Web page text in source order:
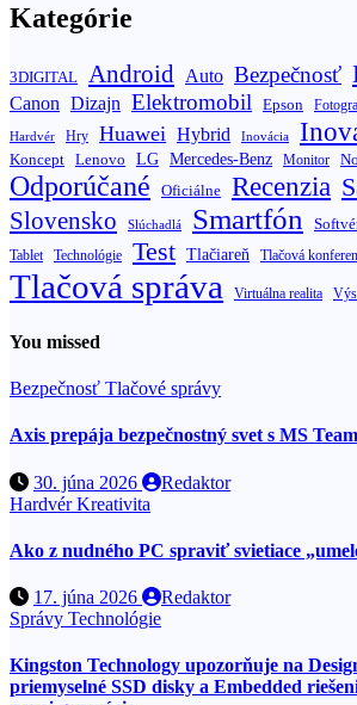
Kategórie
3DIGITAL Android Auto Bezpečnosť
Canon Dizajn Elektromobil Epson
Hardvér Hry Huawei Hybrid Inovácia
Koncept Lenovo LG Mercedes-Benz Monitor
Odporúčané Oficiálne Recenzia
Slovensko Slúchadlá Smartfón
Tablet Technológie Test Tlačiareň Tlačová
Tlačová správa Virtuálna realita
You missed
Bezpečnosť Tlačové správy
Axis prepája bezpečnostný svet s MS
30. júna 2026
Redaktor
HardvérKreativita
Ako z nudného PC spraviť svietiace
17. júna 2026
Redaktor
Správy Technológie
Kingston Technology upozorňuje na
priemyselné SSD disky a Embedded